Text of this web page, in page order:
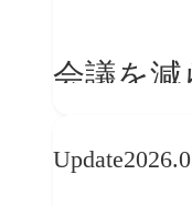
会議を減
Update